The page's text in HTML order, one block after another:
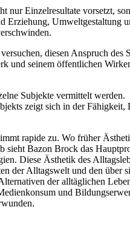
nur Einzelresultate vorsetzt,
Erziehung, Umweltgestaltung
diesen Anspruch
und seinem öffentlichen
Subjekte vermittelt werden.
zeigt sich in der
rapide zu. Wo früher
sieht Bazon Brock das
Diese Ästhetik des
der Alltagswelt und den über
der alltäglichen
und